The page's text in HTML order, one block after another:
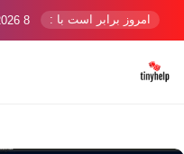
امروز برابر است با : 8 August, 2026